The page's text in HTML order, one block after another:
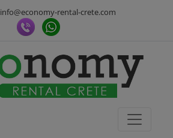
info@economy-rental-crete.com